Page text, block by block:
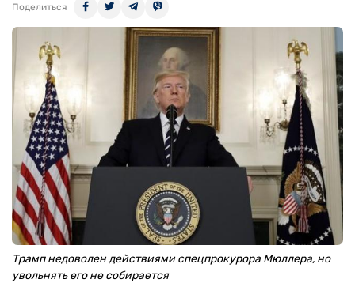
Поделиться
Трамп недоволен действиями спецпрокурора Мюллера, но
увольнять его не собирается